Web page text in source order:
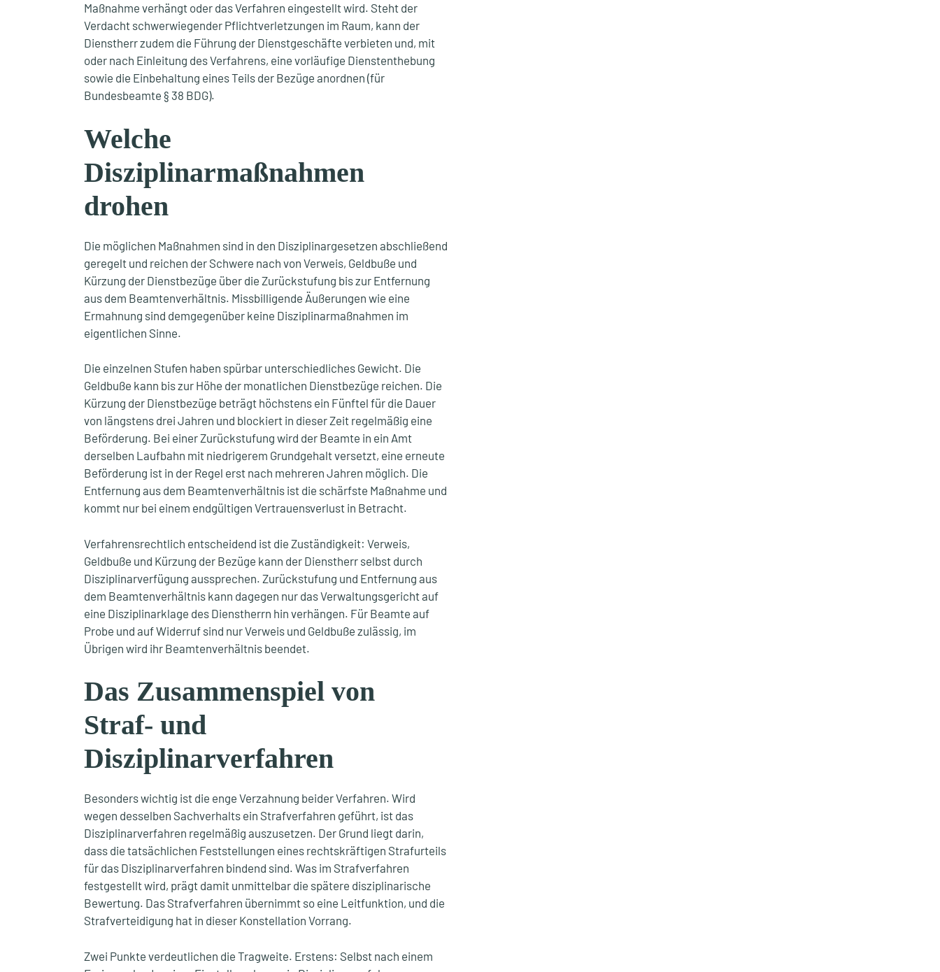
Maßnahme verhängt oder das Verfahren eingestellt wird. Steht der
Verdacht schwerwiegender Pflichtverletzungen im Raum, kann der
Dienstherr zudem die Führung der Dienstgeschäfte verbieten und, mit
oder nach Einleitung des Verfahrens, eine vorläufige Dienstenthebung
sowie die Einbehaltung eines Teils der Bezüge anordnen (für
Bundesbeamte § 38 BDG).
Welche
Disziplinarmaßnahmen
drohen
Die möglichen Maßnahmen sind in den Disziplinargesetzen abschließend
geregelt und reichen der Schwere nach von Verweis, Geldbuße und
Kürzung der Dienstbezüge über die Zurückstufung bis zur Entfernung
aus dem Beamtenverhältnis. Missbilligende Äußerungen wie eine
Ermahnung sind demgegenüber keine Disziplinarmaßnahmen im
eigentlichen Sinne.
Die einzelnen Stufen haben spürbar unterschiedliches Gewicht. Die
Geldbuße kann bis zur Höhe der monatlichen Dienstbezüge reichen. Die
Kürzung der Dienstbezüge beträgt höchstens ein Fünftel für die Dauer
von längstens drei Jahren und blockiert in dieser Zeit regelmäßig eine
Beförderung. Bei einer Zurückstufung wird der Beamte in ein Amt
derselben Laufbahn mit niedrigerem Grundgehalt versetzt, eine erneute
Beförderung ist in der Regel erst nach mehreren Jahren möglich. Die
Entfernung aus dem Beamtenverhältnis ist die schärfste Maßnahme und
kommt nur bei einem endgültigen Vertrauensverlust in Betracht.
Verfahrensrechtlich entscheidend ist die Zuständigkeit: Verweis,
Geldbuße und Kürzung der Bezüge kann der Dienstherr selbst durch
Disziplinarverfügung aussprechen. Zurückstufung und Entfernung aus
dem Beamtenverhältnis kann dagegen nur das Verwaltungsgericht auf
eine Disziplinarklage des Dienstherrn hin verhängen. Für Beamte auf
Probe und auf Widerruf sind nur Verweis und Geldbuße zulässig, im
Übrigen wird ihr Beamtenverhältnis beendet.
Das Zusammenspiel von
Straf- und
Disziplinarverfahren
Besonders wichtig ist die enge Verzahnung beider Verfahren. Wird
wegen desselben Sachverhalts ein Strafverfahren geführt, ist das
Disziplinarverfahren regelmäßig auszusetzen. Der Grund liegt darin,
dass die tatsächlichen Feststellungen eines rechtskräftigen Strafurteils
für das Disziplinarverfahren bindend sind. Was im Strafverfahren
festgestellt wird, prägt damit unmittelbar die spätere disziplinarische
Bewertung. Das Strafverfahren übernimmt so eine Leitfunktion, und die
Strafverteidigung hat in dieser Konstellation Vorrang.
Zwei Punkte verdeutlichen die Tragweite. Erstens: Selbst nach einem